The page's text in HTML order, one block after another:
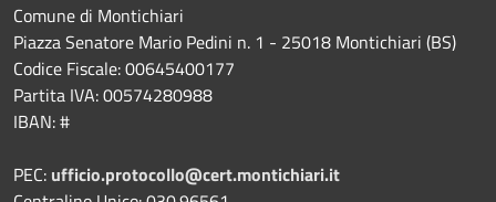
Comune di Montichiari
Piazza Senatore Mario Pedini n. 1 - 25018 Montichiari (BS)
Codice Fiscale: 00645400177
Partita IVA: 00574280988
IBAN: #
PEC: ufficio.protocollo@cert.montichiari.it